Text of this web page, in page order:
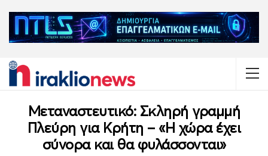
Μεταναστευτικό: Σκληρή γραμμή
Πλεύρη για Κρήτη – «Η χώρα έχει
σύνορα και θα φυλάσσονται»